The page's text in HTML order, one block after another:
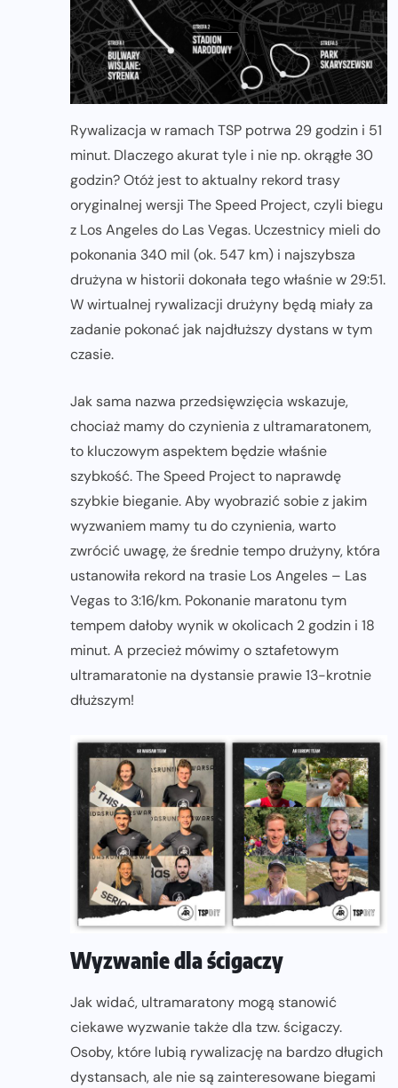
Rywalizacja w ramach TSP potrwa 29 godzin i 51
minut. Dlaczego akurat tyle i nie np. okrągłe 30
godzin? Otóż jest to aktualny rekord trasy
oryginalnej wersji The Speed Project, czyli biegu
z Los Angeles do Las Vegas. Uczestnicy mieli do
pokonania 340 mil (ok. 547 km) i najszybsza
drużyna w historii dokonała tego właśnie w 29:51.
W wirtualnej rywalizacji drużyny będą miały za
zadanie pokonać jak najdłuższy dystans w tym
czasie.
Jak sama nazwa przedsięwzięcia wskazuje,
chociaż mamy do czynienia z ultramaratonem,
to kluczowym aspektem będzie właśnie
szybkość. The Speed Project to naprawdę
szybkie bieganie. Aby wyobrazić sobie z jakim
wyzwaniem mamy tu do czynienia, warto
zwrócić uwagę, że średnie tempo drużyny, która
ustanowiła rekord na trasie Los Angeles – Las
Vegas to 3:16/km. Pokonanie maratonu tym
tempem dałoby wynik w okolicach 2 godzin i 18
minut. A przecież mówimy o sztafetowym
ultramaratonie na dystansie prawie 13-krotnie
dłuższym!
Wyzwanie dla ścigaczy
Jak widać, ultramaratony mogą stanowić
ciekawe wyzwanie także dla tzw. ścigaczy.
Osoby, które lubią rywalizację na bardzo długich
dystansach, ale nie są zainteresowane biegami